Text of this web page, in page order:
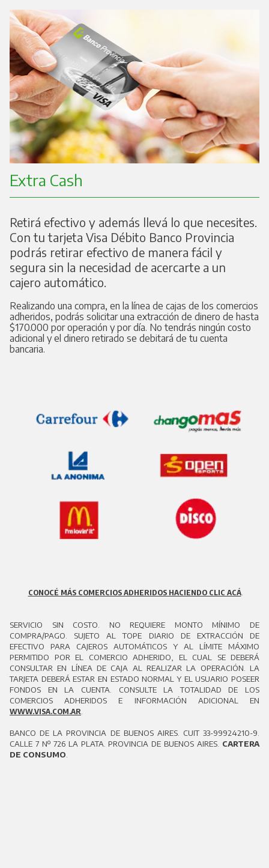
Extra Cash
Retirá efectivo y además llevá lo que necesites.
Con tu tarjeta Visa Débito Banco Provincia
podrás retirar efectivo de manera fácil y
segura sin la necesidad de acercarte a un
cajero automático.
Realizando una compra, en la línea de cajas de los comercios
adheridos, podrás solicitar una extracción de dinero de hasta
$Pesos
170.000 por operación y por día. No tendrás ningún costo
adicional y el dinero retirado se debitará de tu cuenta
bancaria.
CONOCÉ MÁS COMERCIOS ADHERIDOS HACIENDO CLIC ACÁ.
SERVICIO SIN COSTO. NO REQUIERE MONTO MÍNIMO DE
COMPRA/PAGO. SUJETO AL TOPE DIARIO DE EXTRACCIÓN DE
EFECTIVO PARA CAJEROS AUTOMÁTICOS Y AL LÍMITE MÁXIMO
PERMITIDO POR EL COMERCIO ADHERIDO, EL CUAL SE DEBERÁ
CONSULTAR EN LÍNEA DE CAJA AL REALIZAR LA OPERACIÓN. LA
TARJETA DEBERÁ ESTAR EN ESTADO NORMAL Y EL USUARIO POSEER
FONDOS EN LA CUENTA. CONSULTE LA TOTALIDAD DE LOS
COMERCIOS ADHERIDOS E INFORMACIÓN ADICIONAL EN
WWW.VISA.COM.AR
BANCO DE LA PROVINCIA DE BUENOS AIRES. CUIT 33-99924210-9.
CALLE 7 Nº 726 LA PLATA. PROVINCIA DE BUENOS AIRES. CARTERA
DE CONSUMO